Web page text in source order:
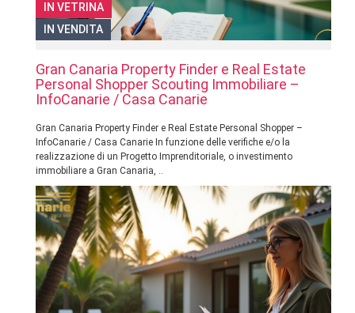
IN VETRINA
IN VENDITA
Gran Canaria Property Finder e Real Estate
Personal Shopper Scouting Immobiliare –
InfoCanarie / Casa Canarie
Gran Canaria Property Finder e Real Estate Personal Shopper –
InfoCanarie / Casa Canarie In funzione delle verifiche e/o la
realizzazione di un Progetto Imprenditoriale, o investimento
immobiliare a Gran Canaria, ..